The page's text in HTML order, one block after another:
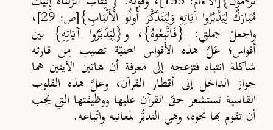
مُبَارَكٌ لِيَدَّبَّرُوا آيَاتِهِ وَلِيَتَذَكَّرَ أُولُو الْأَلْبَابِ}[ص: 29] ،
واجعلْ جملتي: {فَاتَّبِعُوهُ}، و{لِيَدَّبَّرُوا آيَاتِهِ} بين
أقواس؛ عَلَّ هذه الأقواس المحنيّة تصيب مِن قارئه
شاكلة انتباه فتزعجه إلى معرفة أن هاتين الآيتين هما
جواز الداخل إلى أقطار القرآن، وعلَّ هذه القلوب
القاسية تستشعر حقّ القرآن عليها ووظيفتها التي يجب
أن تقوم بها نحوه، وهي التدبُّر لمعانيه واتّباعه.